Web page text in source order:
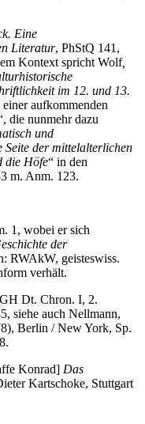
Literatur
Kontext spricht Wolf
im 12. und 13.
aufkommenden
die nunmehr dazu
und
der mittelalterlichen
die Höfe“ in den
m. Anm. 123.
der
RWAkW, geisteswiss.
verhält.
siehe auch Nellmann,
Berlin / New York, Sp.
Kartschoke, Stuttgart